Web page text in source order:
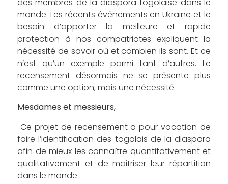
monde. Les récents événements en Ukraine et le
besoin d’apporter la meilleure et rapide
protection à nos compatriotes expliquent la
nécessité de savoir où et combien ils sont. Et ce
n’est qu’un exemple parmi tant d’autres. Le
recensement désormais ne se présente plus
comme une option, mais une nécessité.
Mesdames et messieurs,
Ce projet de recensement a pour vocation de
faire l’identification des togolais de la diaspora
afin de mieux les connaître quantitativement et
qualitativement et de maitriser leur répartition
dans le monde